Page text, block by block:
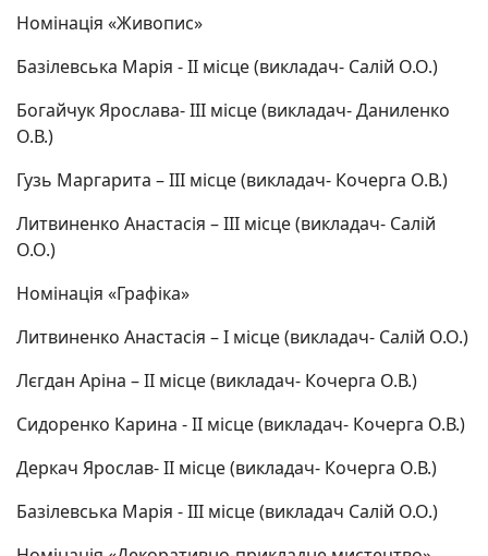
Номінація «Живопис»
Базілевська Марія - ІІ місце (викладач- Салій О.О.)
Богайчук Ярослава- ІІІ місце (викладач- Даниленко
О.В.)
Гузь Маргарита – ІІІ місце (викладач- Кочерга О.В.)
Литвиненко Анастасія – ІІІ місце (викладач- Салій
О.О.)
Номінація «Графіка»
Литвиненко Анастасія – І місце (викладач- Салій О.О.)
Лєгдан Аріна – ІІ місце (викладач- Кочерга О.В.)
Сидоренко Карина - ІІ місце (викладач- Кочерга О.В.)
Деркач Ярослав- ІІ місце (викладач- Кочерга О.В.)
Базілевська Марія - ІІІ місце (викладач Салій О.О.)